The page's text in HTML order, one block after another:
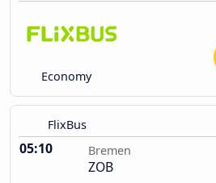
Economy
FlixBus
05:10 Bremen
ZOB